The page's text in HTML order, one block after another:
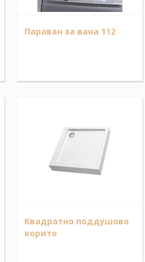
Параван за вана 112
Квадратно поддушово
корито